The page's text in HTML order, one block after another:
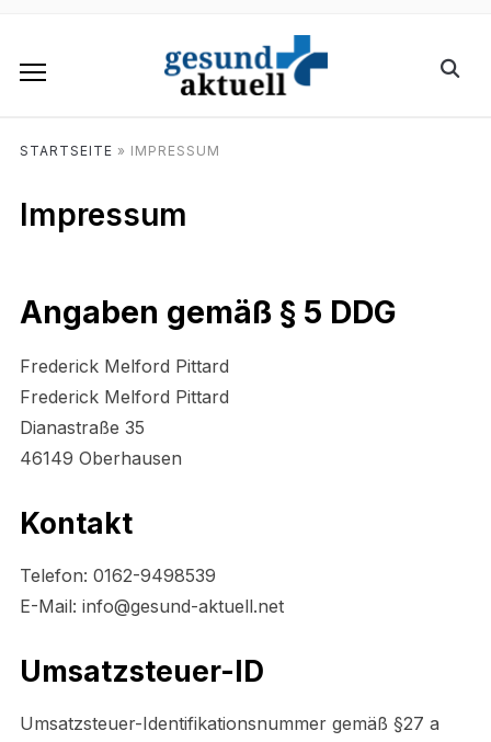
STARTSEITE » IMPRESSUM
Impressum
Angaben gemäß § 5 DDG
Frederick Melford Pittard
Frederick Melford Pittard
Dianastraße 35
46149 Oberhausen
Kontakt
Telefon: 0162-9498539
E-Mail: info@gesund-aktuell.net
Umsatzsteuer-ID
Umsatzsteuer-Identifikationsnummer gemäß §27 a